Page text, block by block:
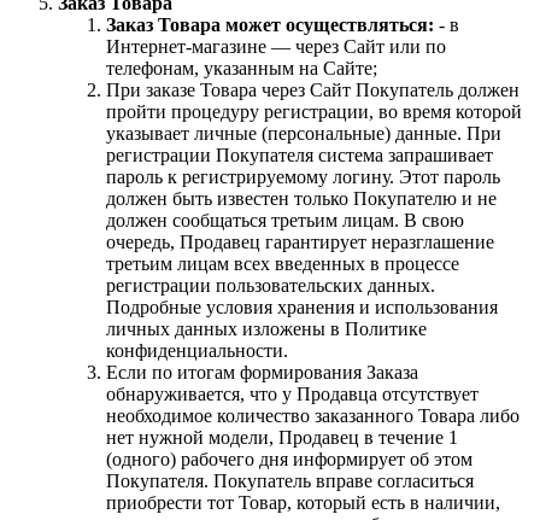
Заказ Товара может осуществляться: - в
Интернет-магазине — через Сайт или по
телефонам, указанным на Сайте;
При заказе Товара через Сайт Покупатель должен
пройти процедуру регистрации, во время которой
указывает личные (персональные) данные. При
регистрации Покупателя система запрашивает
пароль к регистрируемому логину. Этот пароль
должен быть известен только Покупателю и не
должен сообщаться третьим лицам. В свою
очередь, Продавец гарантирует неразглашение
третьим лицам всех введенных в процессе
регистрации пользовательских данных.
Подробные условия хранения и использования
личных данных изложены в Политике
конфиденциальности.
Если по итогам формирования Заказа
обнаруживается, что у Продавца отсутствует
необходимое количество заказанного Товара либо
нет нужной модели, Продавец в течение 1
(одного) рабочего дня информирует об этом
Покупателя. Покупатель вправе согласиться
приобрести тот Товар, который есть в наличии,